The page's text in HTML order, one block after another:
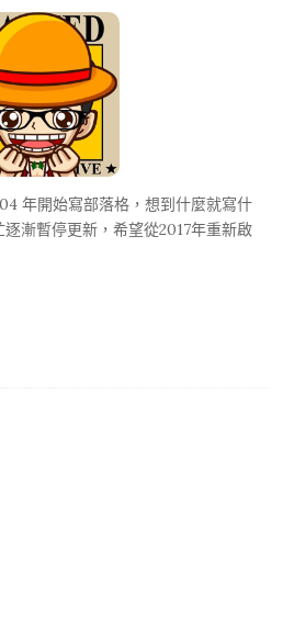
年開始寫部落格，想到什麼就寫什
漸暫停更新，希望從2017年重新啟